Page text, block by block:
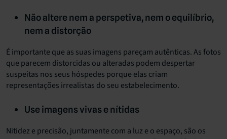
Não altere nem a perspetiva, nem o equilíbrio,
nem a distorção
É importante que as suas imagens pareçam autênticas. As fotos
que parecem distorcidas ou alteradas podem despertar
suspeitas nos seus hóspedes porque elas criam
representações irrealistas do seu estabelecimento.
Use imagens vivas e nítidas
Nitidez e precisão, juntamente com a luz e o espaço, são os